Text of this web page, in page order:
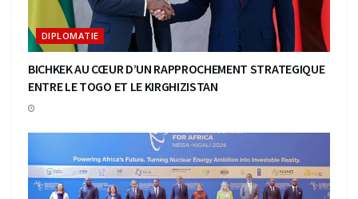
DIPLOMATIE
BICHKEK AU CŒUR D’UN RAPPROCHEMENT STRATEGIQUE
ENTRE LE TOGO ET LE KIRGHIZISTAN